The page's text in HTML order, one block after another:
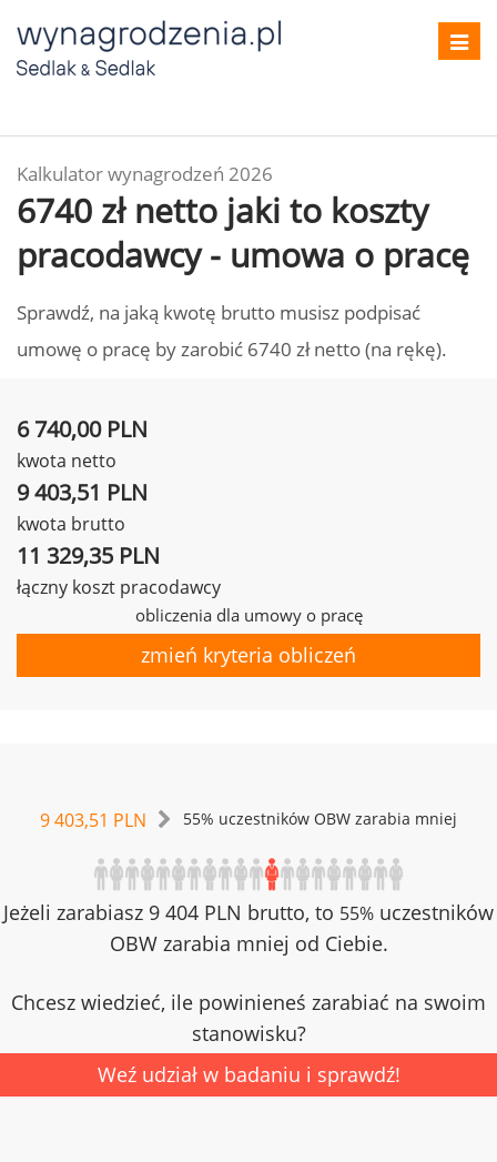
Kalkulator wynagrodzeń 2026
6740 zł netto jaki to koszty
pracodawcy - umowa o pracę
Sprawdź, na jaką kwotę brutto musisz podpisać
umowę o pracę by zarobić 6740 zł netto (na rękę).
6 740,00 PLN
kwota netto
9 403,51 PLN
kwota brutto
11 329,35 PLN
łączny koszt pracodawcy
obliczenia dla umowy o pracę
zmień kryteria obliczeń
9 403,51 PLN 55% uczestników OBW zarabia mniej
Jeżeli zarabiasz 9 404 PLN brutto, to 55% uczestników
OBW zarabia mniej od Ciebie.
Chcesz wiedzieć, ile powinieneś zarabiać na swoim
stanowisku?
Weź udział w badaniu i sprawdź!